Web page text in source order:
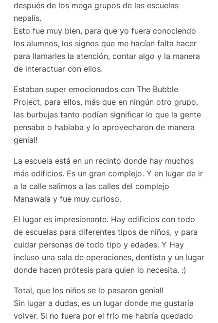
después de los mega grupos de las escuelas
nepalís.
Esto fue muy bien, para que yo fuera conociendo
los alumnos, los signos que me hacían falta hacer
para llamarles la atención, contar algo y la manera
de interactuar con ellos.
Estaban super emocionados con The Bubble
Project, para ellos, más que en ningún otro grupo,
las burbujas tanto podían significar lo que la gente
pensaba o hablaba y lo aprovecharon de manera
genial!
La escuela está en un recinto donde hay muchos
más edificios. Es un gran complejo. Y en lugar de ir
a la calle salimos a las calles del complejo
Manawala y fue muy curioso.
El lugar es impresionante. Hay edificios con todo
de escuelas para diferentes tipos de niños, y para
cuidar personas de todo tipo y edades. Y Hay
incluso una sala de operaciones, dentista y un lugar
donde hacen prótesis para quien lo necesita. :)
Total, que los niños se lo pasaron genial!
Sin lugar a dudas, es un lugar donde me gustaría
volver. Si no fuera por el frío me habría quedado